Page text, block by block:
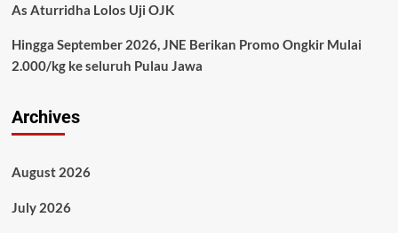
As Aturridha Lolos Uji OJK
Hingga September 2026, JNE Berikan Promo Ongkir Mulai
2.000/kg ke seluruh Pulau Jawa
Archives
August 2026
July 2026